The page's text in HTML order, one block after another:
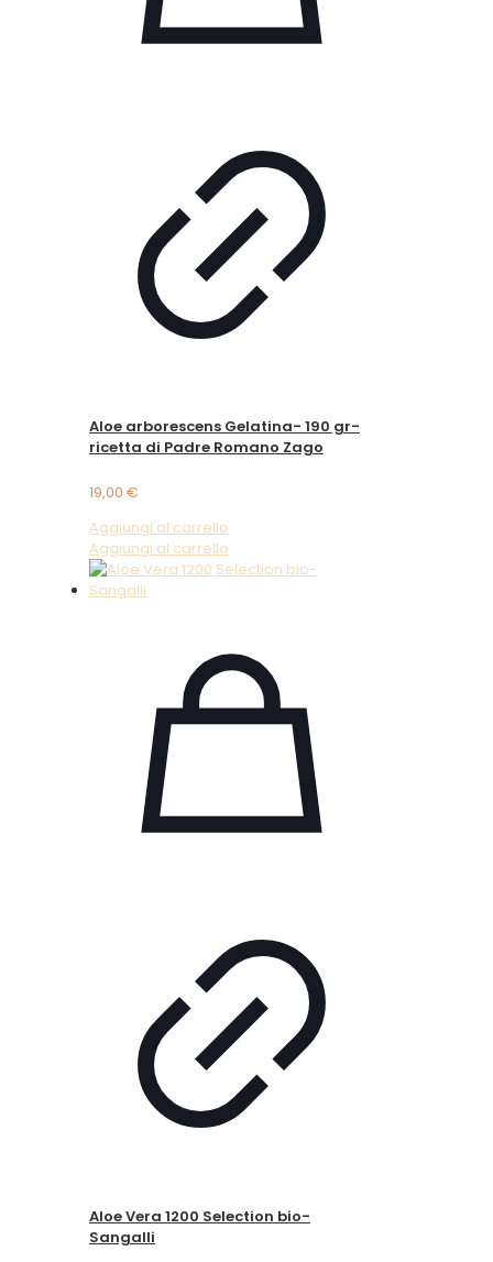
Aloe arborescens Gelatina- 190 gr-
ricetta di Padre Romano Zago
19,00 €
Aggiungi al carrello
Aggiungi al carrello
Aloe Vera 1200 Selection bio-
Sangalli